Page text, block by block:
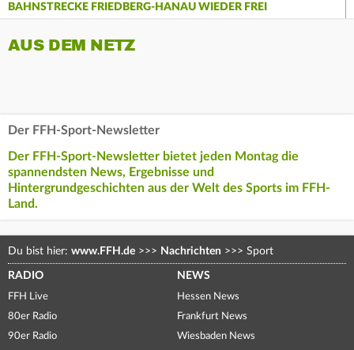
BAHNSTRECKE FRIEDBERG-HANAU WIEDER FREI
AUS DEM NETZ
Der FFH-Sport-Newsletter
Der FFH-Sport-Newsletter bietet jeden Montag die
spannendsten News, Ergebnisse und
Hintergrundgeschichten aus der Welt des Sports im FFH-
Land.
Du bist hier: www.FFH.de >>> Nachrichten >>> Sport
RADIO
FFH Live
80er Radio
90er Radio
NEWS
Hessen News
Frankfurt News
Wiesbaden News